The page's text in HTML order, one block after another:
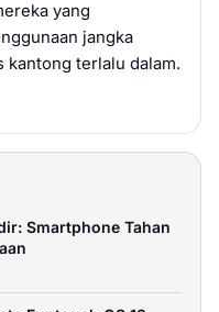
yang
jangka
kantong terlalu dalam.
Smartphone Tahan